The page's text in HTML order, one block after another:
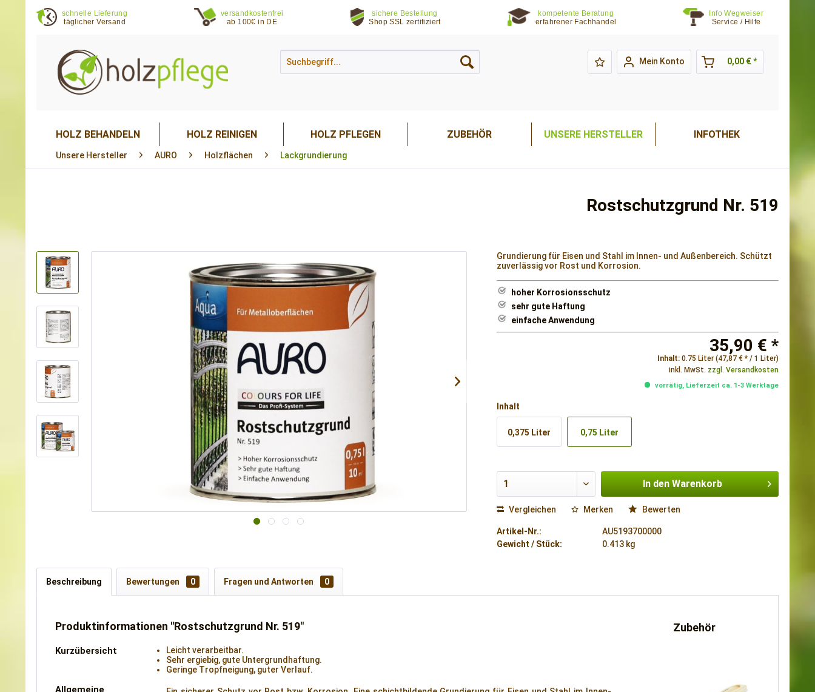
schnelle Lieferung
täglicher Versand
versandkostenfrei
ab 100€ in DE
sichere Bestellung
Shop SSL zertifiziert
kompetente Beratung
erfahrener Fachhandel
Info Wegweiser
Service / Hilfe
Mein Konto 0,00 € *
HOLZ BEHANDELN HOLZ REINIGEN HOLZ PFLEGEN ZUBEHÖR UNSERE HERSTELLER INFOTHEK
Unsere Hersteller AURO Holzflächen Lackgrundierung
Rostschutzgrund Nr. 519
Grundierung für Eisen und Stahl im Innen- und Außenbereich. Schützt
zuverlässig vor Rost und Korrosion.
hoher Korrosionsschutz
sehr gute Haftung
einfache Anwendung
35,90 € *
Inhalt: 0.75 Liter (47,87 € * / 1 Liter)
inkl. MwSt. zzgl. Versandkosten
vorrätig, Lieferzeit ca. 1-3 Werktage
Inhalt
0,375 Liter 0,75 Liter
In den Warenkorb
Vergleichen Merken Bewerten
Artikel-Nr.:
AU5193700000
Gewicht / Stück:
0.413 kg
Beschreibung Bewertungen 0 Fragen und Antworten 0
Produktinformationen "Rostschutzgrund Nr. 519"
Kurzübersicht
Leicht verarbeitbar.
Sehr ergiebig, gute Untergrundhaftung.
Geringe Tropfneigung, guter Verlauf.
Allgemeine
Zubehör